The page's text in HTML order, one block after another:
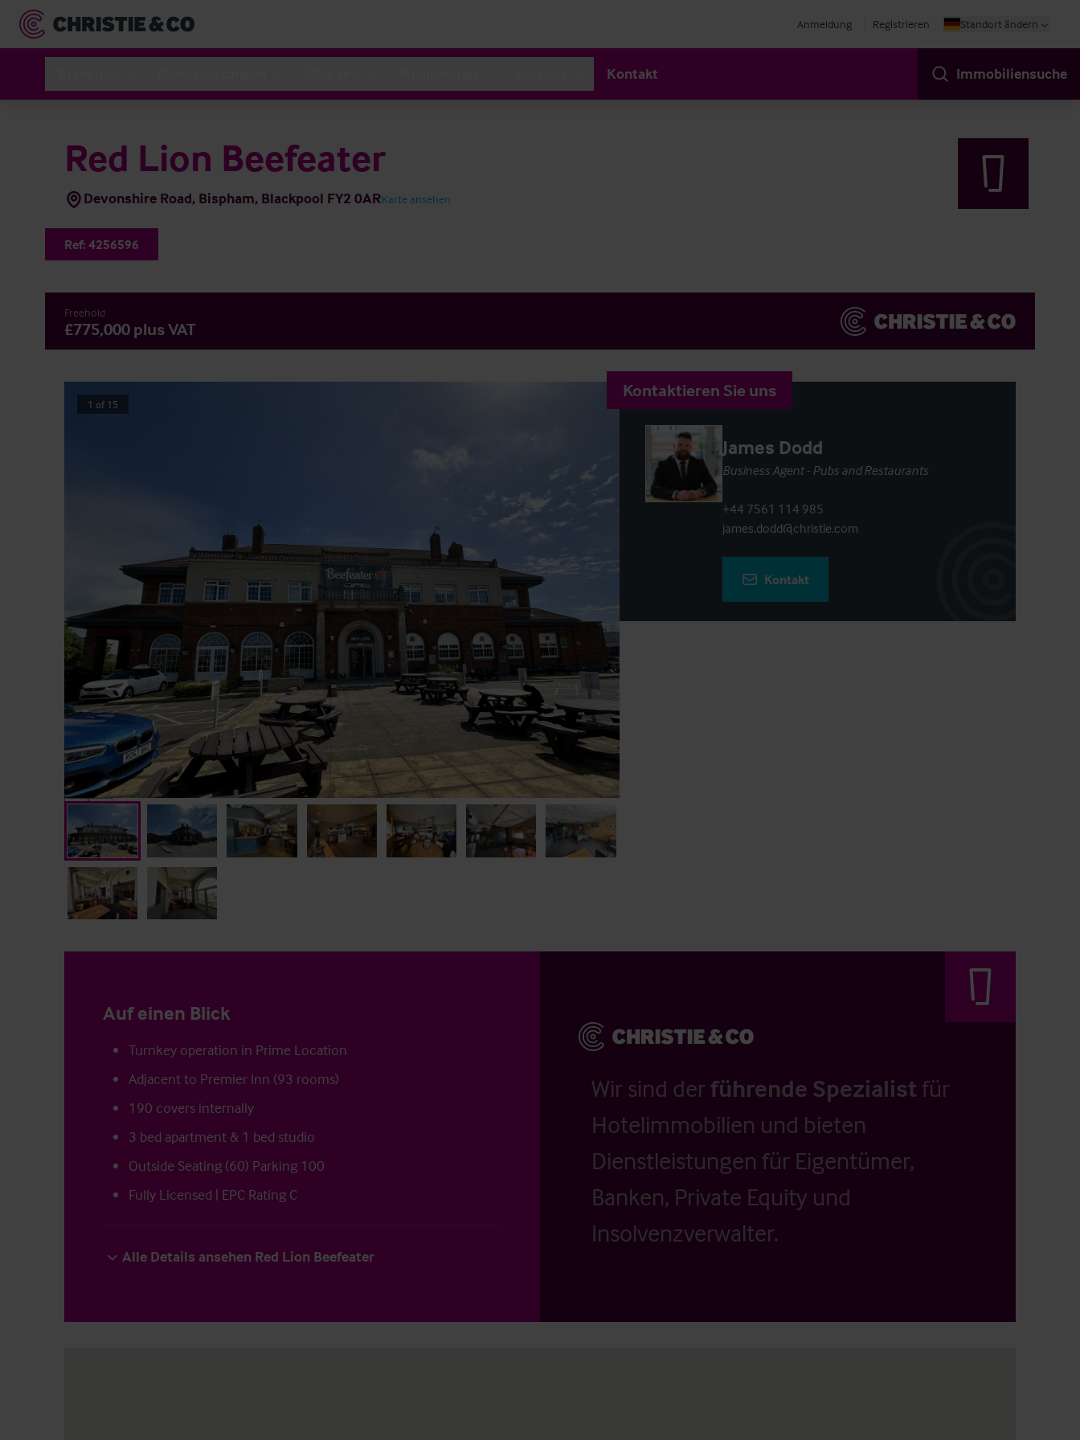
Anmeldung Registrieren Standort ändern
Kontakt Immobiliensuche
Red Lion Beefeater
Devonshire Road, Bispham, Blackpool FY2 0ARKarte ansehen
Ref: 4256596
Freehold
£775,000 plus VAT
1 of 15
Kontaktieren Sie uns
James Dodd
Business Agent - Pubs and Restaurants
+44 7561 114 985
james.dodd@christie.com
Kontakt
Auf einen Blick
Turnkey operation in Prime Location
Adjacent to Premier Inn (93 rooms)
190 covers internally
3 bed apartment & 1 bed studio
Outside Seating (60) Parking 100
Fully Licensed | EPC Rating C
Alle Details ansehen Red Lion Beefeater
Wir sind der führende Spezialistfür
Hotelimmobilien und bieten
Dienstleistungen für Eigentümer,
Banken, Private Equity und
Insolvenzverwalter.